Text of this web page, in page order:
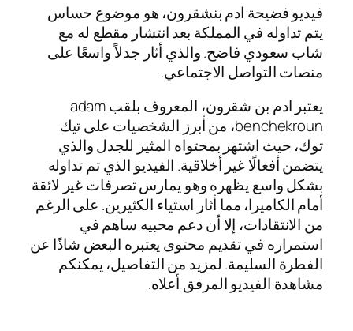
فيديو فضيحة ادم بنشقرون، هو موضوع حساس
يتم تداوله في المملكة بعد انتشار مقطع له مع
شاب سعودي فاضح. والذي أثار جدلاً واسعًا على
منصات التواصل الاجتماعي.
يعتبر ادم بن شقرون، المعروف بلقب adam
benchekroun، من أبرز الشخصيات على تيك
توك، حيث اشتهر بمحتواه المثير للجدل والذي
يتضمن أفعالًا غير أخلاقية. الفيديو الذي تم تداوله
بشكل واسع يظهره وهو يمارس تصرفات غير لائقة
أمام الكاميرا، مما أثار استياء الكثيرين. على الرغم
من الانتقادات، إلا أن دعم محبيه ساهم في
استمراره في تقديم محتوى يعتبره البعض شاذًا عن
الفطرة السليمة. لمزيد من التفاصيل، يمكنكم
مشاهدة الفيديو المرفق أعلاه.